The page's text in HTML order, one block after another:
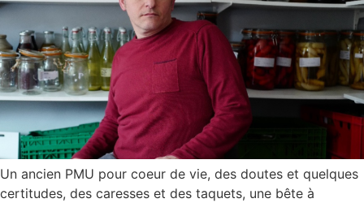
Un ancien PMU pour coeur de vie, des doutes et quelques
certitudes, des caresses et des taquets, une bête à